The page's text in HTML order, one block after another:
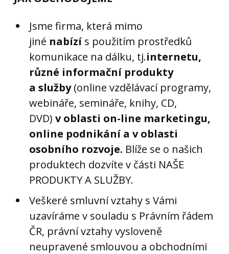
Jsme firma, která mimo
jiné nabízís použitím prostředků
komunikace na dálku, tj.internetu,
různé informační produkty
a služby(online vzdělávací programy,
webináře, semináře, knihy, CD,
DVD)v oblasti on-line marketingu,
online podnikání a v oblasti
osobního rozvoje. Blíže se o našich
produktech dozvíte v části NAŠE
PRODUKTY A SLUŽBY.
Veškeré smluvní vztahy s Vámi
uzavíráme v souladu s Právním řádem
ČR, právní vztahy vysloveně
neupravené smlouvou a obchodními